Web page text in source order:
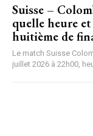
Suisse –
quelle heure
huitième de
Le match Suisse
juillet 2026 à 22h00,